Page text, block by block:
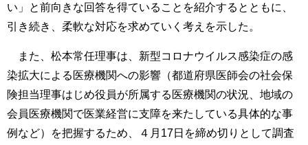
い」と前向きな回答を得ていることを紹介するとともに、
引き続き、柔軟な対応を求めていく考えを示した。
また、松本常任理事は、新型コロナウイルス感染症の感
染拡大による医療機関への影響（都道府県医師会の社会保
険担当理事はじめ役員が所属する医療機関の状況、地域の
会員医療機関で医業経営に支障を来たしている具体的な事
例など）を把握するため、４月17日を締め切りとして調査